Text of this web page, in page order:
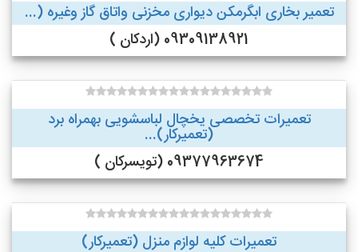
تعمیر بخاری ابگرمکن دیواری مخزنی واتاق گاز وغیره (...
09309138921 (اردکان )
تعمیرات تخصصی یخچال لباسشویی بهمراه برد
(تعمیرکار)...
09377963674 (تویسرکان )
تعمیرات کلیه لوازم منزل (تعمیرکار)